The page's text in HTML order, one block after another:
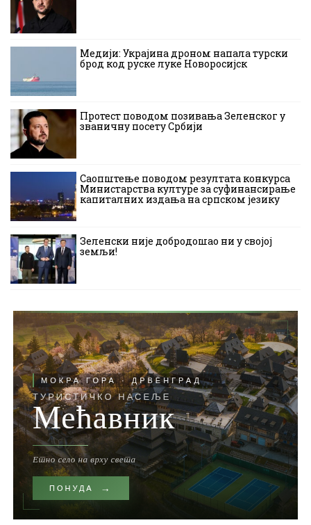
Медији: Украјина дроном напала турски
брод код руске луке Новоросијск
Протест поводом позивања Зеленског у
званичну посету Србији
Саопштење поводом резултата конкурса
Министарства културе за суфинансирање
капиталних издања на српском језику
Зеленски није добродошао ни у својој
земљи!